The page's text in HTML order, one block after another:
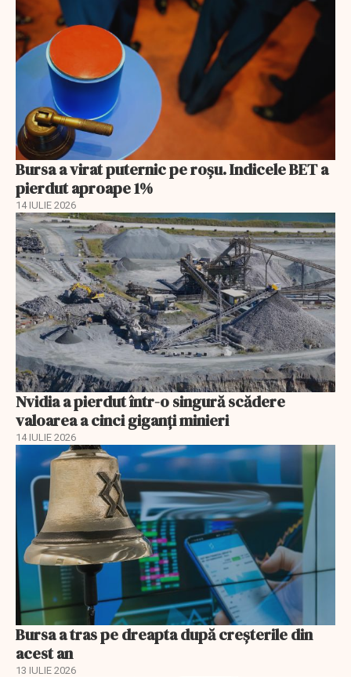
Bursa a virat puternic pe roșu. Indicele BET a
pierdut aproape 1%
14 IULIE 2026
Nvidia a pierdut într-o singură scădere
valoarea a cinci giganți minieri
14 IULIE 2026
Bursa a tras pe dreapta după creșterile din
acest an
13 IULIE 2026